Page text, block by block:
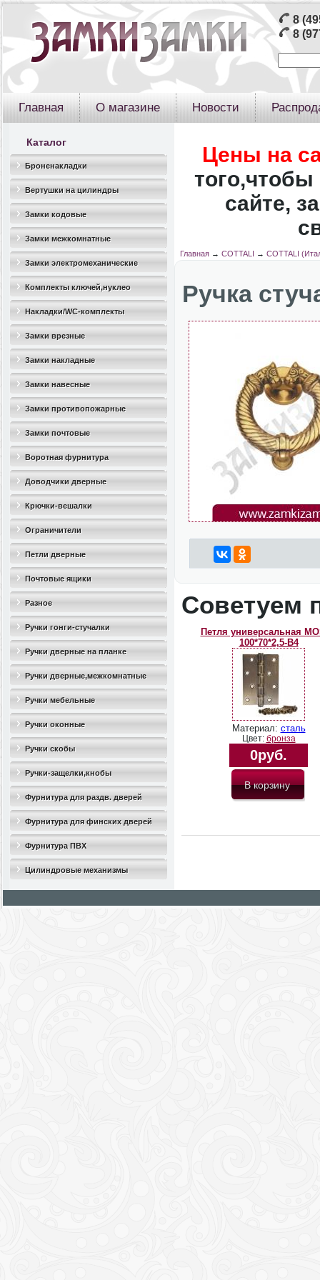
8
8
Главная О магазине Новости
Каталог
Броненакладки
Вертушки на цилиндры
Замки кодовые
Замки межкомнатные
Замки электромеханические
Комплекты ключей,нуклео
Накладки/WC-комплекты
Замки врезные
Замки накладные
Замки навесные
Замки противопожарные
Замки почтовые
Воротная фурнитура
Доводчики дверные
Крючки-вешалки
Ограничители
дверные(стопоры)
Петли дверные
Почтовые ящики
Разное
Ручки гонги-стучалки
Ручки дверные на планке
Ручки дверные,межкомнатные
Ручки мебельные
Ручки оконные
Ручки скобы
Ручки-защелки,кнобы
Фурнитура для раздв. дверей
Фурнитура для финских дверей
Фурнитура ПВХ
Цилиндровые механизмы
Цены на
того,чтобы
сайте,
Главная→ COTTALI → COTTALI
Ручка
Советуем
Петля универсальная
100*70*2,5-B4
Материал: сталь
Цвет: бронза
0руб.